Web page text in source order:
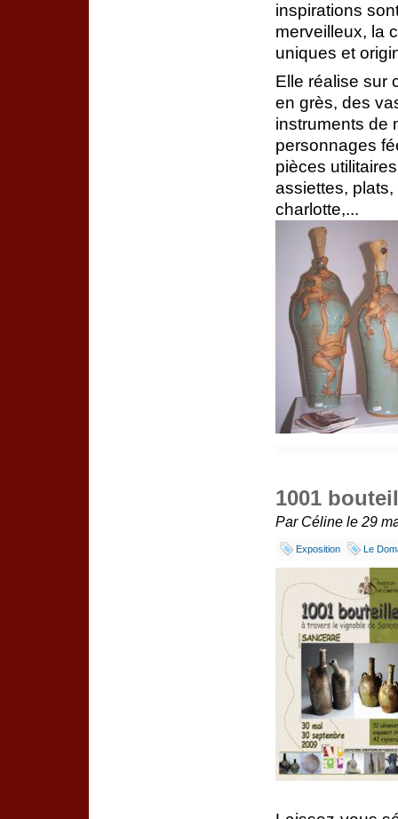
inspirations
merveilleux, la
uniques et
Elle réalise sur
en grès, des
instruments de
personnages
pièces
assiettes,
charlotte,...
1001
Par Céline le 29
Exposition Le